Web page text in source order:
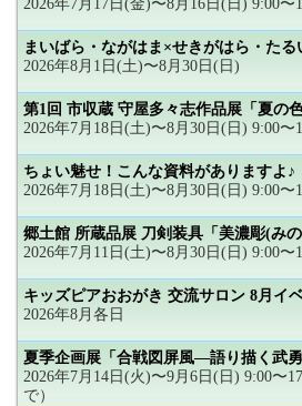
2026年7月17日(金)〜8月16日(日) 9:00〜
まいばら・ながはま×せきがはら・た
2026年8月1日(土)〜8月30日(日)
第1回 市収蔵 守屋多々志作品展「夏の
2026年7月18日(土)〜8月30日(日) 9:00〜
ちょい魅せ！こんな資料がありますよ♪
2026年7月18日(土)〜8月30日(日) 9:00〜
郷土館 所蔵品展 刀剣装具「美濃彫(み
2026年7月11日(土)〜8月30日(日) 9:00〜
キッズピアおおがき 交流サロン 8月イ
2026年8月各日
夏季企画展「合戦図屏風―語り描く武
2026年7月14日(火)〜9月6日(日) 9:00〜
で）